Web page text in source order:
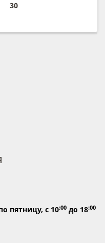
30
пятницу, с 10:00 до 18:00